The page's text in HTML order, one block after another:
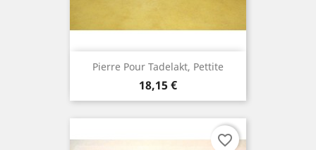
Pierre Pour Tadelakt, Pettite
Prix
18,15 €
favorite_border